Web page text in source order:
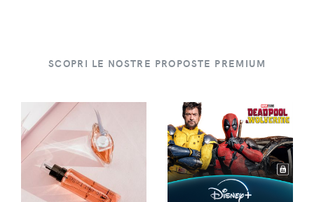
SCOPRI LE NOSTRE PROPOSTE PREMIUM